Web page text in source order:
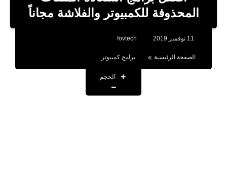
برامج كمبيوتر
المحذوفة للكمبيوتر والفلاشة مجاناً
fovtech
الصفحة الرئيسية برامج كمبيوتر
الحجم